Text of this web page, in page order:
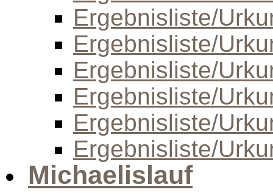
Ergebnisliste/
Ergebnisliste/
Ergebnisliste/
Ergebnisliste/
Ergebnisliste/
Ergebnisliste/
Michaelislauf